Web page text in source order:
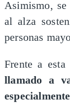
Asimismo, se
al alza
personas
Frente a
llamado a